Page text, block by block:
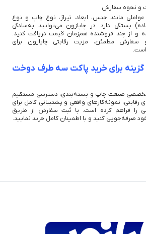
و نحوه سفارش
مانند جنس، ابعاد، تیراژ، نوع چاپ و نوع
بستگی دارد. در چاپازون می‌توانید به‌سادگی
و از چند فروشنده هم‌زمان قیمت دریافت کنید.
مطمئن، مزیت رقابتی چاپازون برای
است.
گزینه برای خرید پاکت سه طرف دوخت
تخصصی صنعت چاپ و بسته‌بندی، دسترسی مستقیم
رقابتی، نمونه‌کارهای واقعی و پشتیبانی کامل برای
را فراهم کرده است. با ثبت سفارش از طریق
صرفه‌جویی کنید و با اطمینان کامل خرید نمایید.